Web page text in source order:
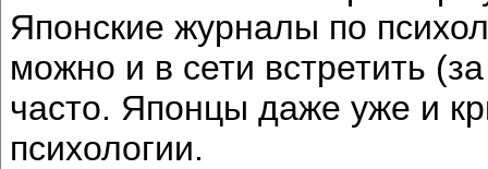
Японские журналы по
можно и в сети встретить
часто. Японцы даже уже и
психологии.